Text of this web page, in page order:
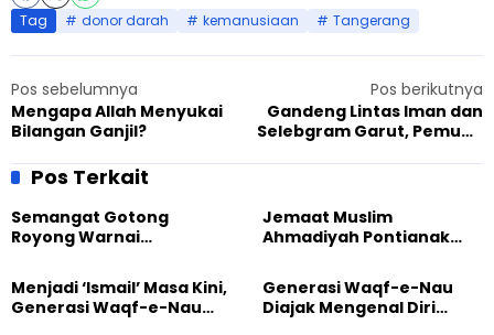
Tag donor darah kemanusiaan Tangerang
Pos sebelumnya
Mengapa Allah Menyukai
Bilangan Ganjil?
Pos berikutnya
Gandeng Lintas Iman dan
Selebgram Garut, Pemuda
Pengalangan Dana Gempa
Pos Terkait
Semangat Gotong
Royong Warnai
Masjid di Jemaat
Ahmadiyah Sukapura
Jemaat Muslim
Ahmadiyah Pontianak
Perkuat Kolaborasi Sosial
Menjadi ‘Ismail’ Masa Kini,
Generasi Waqf-e-Nau
Generasi Waqf-e-Nau
Diajak Mengenal Diri